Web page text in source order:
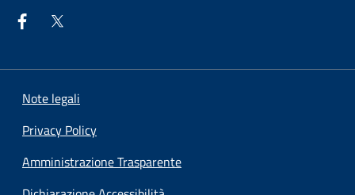
Note legali
Privacy Policy
Amministrazione Trasparente